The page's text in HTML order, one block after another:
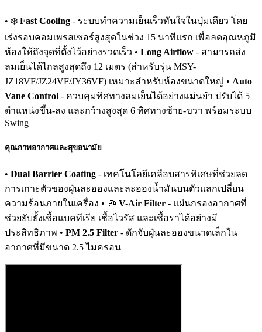
• ❄️ Fast Cooling - ระบบทำความเย็นเร็วทันใจในปุ่มเดียว โดย
เร่งรอบคอมเพรสเซอร์สูงสุดในช่วง 15 นาทีแรก เพื่อลดอุณหภูมิ
ห้องให้ถึงจุดที่ตั้งไว้อย่างรวดเร็ว • Long Airflow - สามารถส่ง
ลมเย็นได้ไกลสูงสุดถึง 12 เมตร (สำหรับรุ่น MSY-
JZ18VF/JZ24VF/JY36VF) เหมาะสำหรับห้องขนาดใหญ่ • Auto
Vane Control - ควบคุมทิศทางลมเย็นได้อย่างแม่นยำ ปรับได้ 5
ตำแหน่งขึ้น-ลง และกว้างสูงสุด 6 ทิศทางซ้าย-ขวา พร้อมระบบ
Swing
คุณภาพอากาศและสุขอนามัย
• Dual Barrier Coating - เทคโนโลยีเคลือบสารพิเศษที่ช่วยลด
การเกาะตัวของฝุ่นละอองและละอองน้ำมันบนตัวแลกเปลี่ยน
ความร้อนภายในเครื่อง • 🦠 V-Air Filter - แผ่นกรองอากาศที่
ช่วยยับยั้งเชื้อแบคทีเรีย เชื้อไวรัส และเชื้อราได้อย่างมี
ประสิทธิภาพ • PM 2.5 Filter - ดักจับฝุ่นละอองขนาดเล็กใน
อากาศที่มีขนาด 2.5 ไมครอน